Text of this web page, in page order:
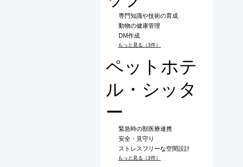
専門知識や技術の育成
動物の健康管理
DM作成
もっと見る（3件）
ペットホテ
ル・シッタ
ー
緊急時の獣医療連携
安全・見守り
ストレスフリーな空間設計
もっと見る（3件）